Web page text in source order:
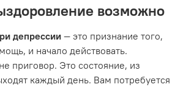
возможно
депрессии— это признание того,
и начало действовать.
приговор. Это состояние, из
каждый день. Вам потребуется